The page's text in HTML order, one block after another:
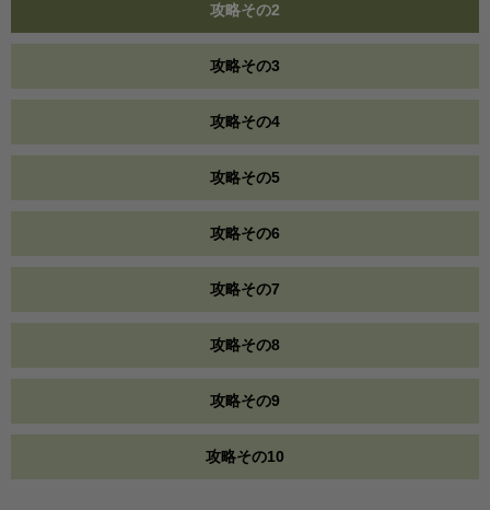
攻略その2
攻略その3
攻略その4
攻略その5
攻略その6
攻略その7
攻略その8
攻略その9
攻略その10